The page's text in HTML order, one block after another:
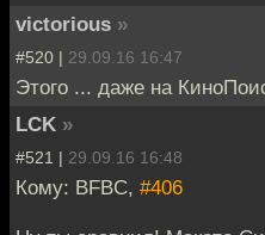
victorious »
#520 | 29.09.16 16:47
Этого ... даже на
LCK »
#521 | 29.09.16 16:48
Кому: BFBC, #406